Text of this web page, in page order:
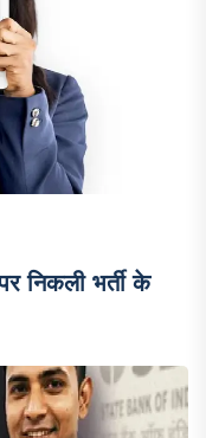
निकली भर्ती के